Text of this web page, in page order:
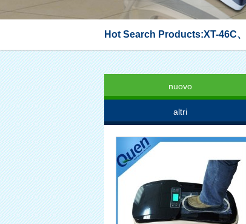
Hot Search Products:XT-46C、
nuovo
altri